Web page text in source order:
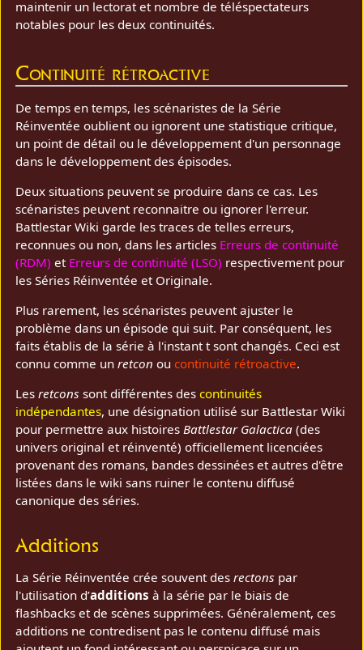
maintenir un lectorat et nombre de téléspectateurs
notables pour les deux continuités.
Continuité rétroactive
De temps en temps, les scénaristes de la Série
Réinventée oublient ou ignorent une statistique critique,
un point de détail ou le développement d'un personnage
dans le développement des épisodes.
Deux situations peuvent se produire dans ce cas. Les
scénaristes peuvent reconnaitre ou ignorer l'erreur.
Battlestar Wiki garde les traces de telles erreurs,
reconnues ou non, dans les articles Erreurs de continuité
(RDM) et Erreurs de continuité (LSO) respectivement pour
les Séries Réinventée et Originale.
Plus rarement, les scénaristes peuvent ajuster le
problème dans un épisode qui suit. Par conséquent, les
faits établis de la série à l'instant t sont changés. Ceci est
connu comme unretcon ou continuité rétroactive.
Lesretcons sont différentes descontinuités
indépendantes, une désignation utilisé sur Battlestar Wiki
pour permettre aux histoiresBattlestar Galactica (des
univers original et réinventé) officiellement licenciées
provenant des romans, bandes dessinées et autres d'être
listées dans le wiki sans ruiner le contenu diffusé
canonique des séries.
Additions
La Série Réinventée crée souvent desrectons par
l'utilisation d’additions à la série par le biais de
flashbacks et de scènes supprimées. Généralement, ces
additions ne contredisent pas le contenu diffusé mais